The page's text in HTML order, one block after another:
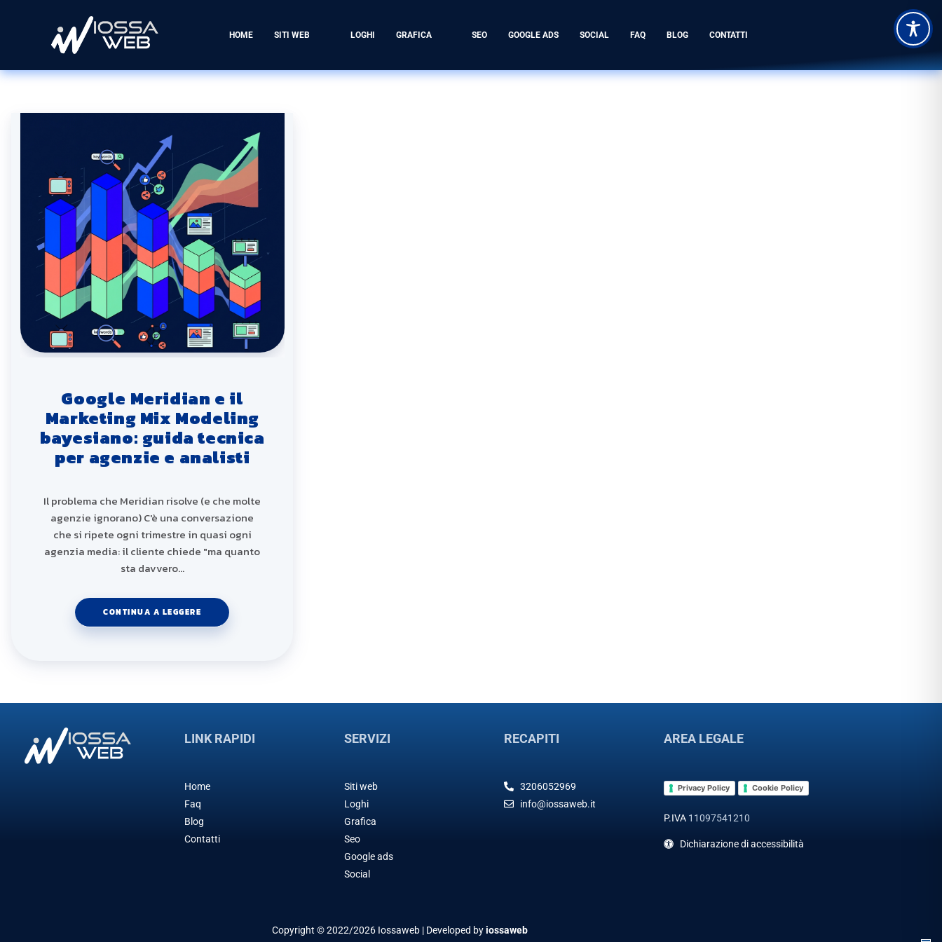
HOME SITI WEB LOGHI GRAFICA SEO GOOGLE ADS SOCIAL FAQ BLOG CONTATTI
Google Meridian e il
Marketing Mix Modeling
bayesiano: guida tecnica
per agenzie e analisti
Il problema che Meridian risolve (e che molte
agenzie ignorano) C'è una conversazione
che si ripete ogni trimestre in quasi ogni
agenzia media: il cliente chiede "ma quanto
sta davvero…
CONTINUA A LEGGERE
LINK RAPIDI
Home
Faq
Blog
Contatti
SERVIZI
Siti web
Loghi
Grafica
Seo
Google ads
Social
RECAPITI
3206052969
info@iossaweb.it
AREA LEGALE
Privacy Policy Cookie Policy
P.IVA 11097541210
Dichiarazione di accessibilità
Copyright © 2022/2026 Iossaweb | Developed byiossaweb